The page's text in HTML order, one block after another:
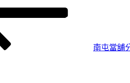
南屯當舖